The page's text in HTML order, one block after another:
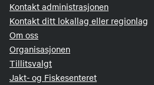
Kontakt administrasjonen
Kontakt ditt lokallag eller regionlag
Om oss
Organisasjonen
Tillitsvalgt
Jakt- og Fiskesenteret